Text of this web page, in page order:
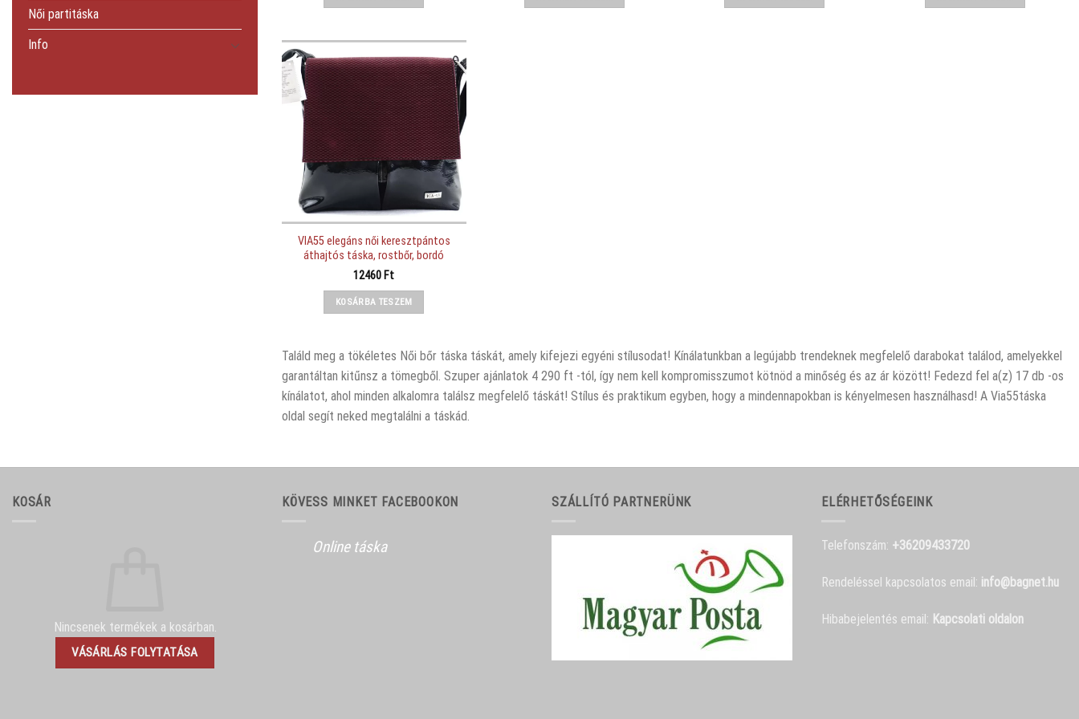
Női partitáska
Info
VIA55 elegáns női keresztpántos
áthajtós táska, rostbőr, bordó
12460 Ft
KOSÁRBA TESZEM
Találd meg a tökéletes Női bőr táska táskát, amely kifejezi egyéni stílusodat! Kínálatunkban a legújabb trendeknek megfelelő darabokat találod, amelyekkel
garantáltan kitűnsz a tömegből. Szuper ajánlatok 4 290 ft -tól, így nem kell kompromisszumot kötnöd a minőség és az ár között! Fedezd fel a(z) 17 db -os
kínálatot, ahol minden alkalomra találsz megfelelő táskát! Stílus és praktikum egyben, hogy a mindennapokban is kényelmesen használhasd! A Via55táska
oldal segít neked megtalálni a táskád.
KOSÁR
Nincsenek termékek a kosárban.
VÁSÁRLÁS FOLYTATÁSA
KÖVESS MINKET FACEBOOKON
Online táska
SZÁLLÍTÓ PARTNERÜNK ELÉRHETŐSÉGEINK
Telefonszám: +36209433720
Rendeléssel kapcsolatos email: info@bagnet.hu
Hibabejelentés email: Kapcsolati oldalon